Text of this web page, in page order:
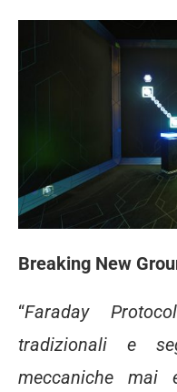
Breaking New
“Faraday
tradizionali e
meccaniche mai